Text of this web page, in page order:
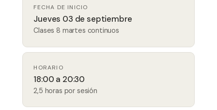
FECHA DE INICIO
Jueves 03 de septiembre
Clases 8 martes continuos
HORARIO
18:00 a 20:30
2,5 horas por sesión